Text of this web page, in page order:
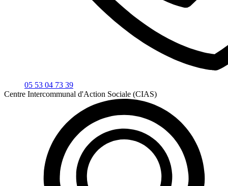
05 53 04 73 39
Centre Intercommunal d'Action Sociale (CIAS)